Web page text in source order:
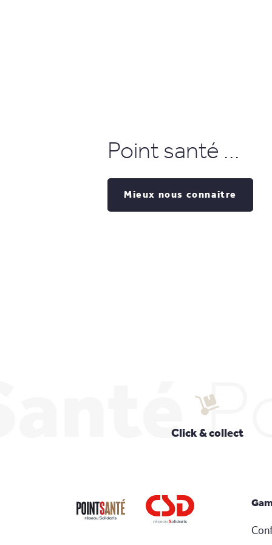
Point santé ...
Mieux nous connaitre
Click & collect